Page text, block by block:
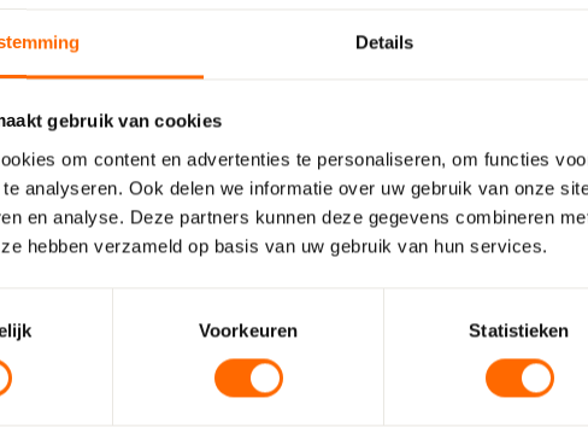
Details
gebruik van cookies
om content en advertenties te personaliseren, om functies
analyseren. Ook delen we informatie over uw gebruik van onze
en analyse. Deze partners kunnen deze gegevens combineren
hebben verzameld op basis van uw gebruik van hun services.
Voorkeuren Statistieken
zijn
en wind en
klus. Kies
met